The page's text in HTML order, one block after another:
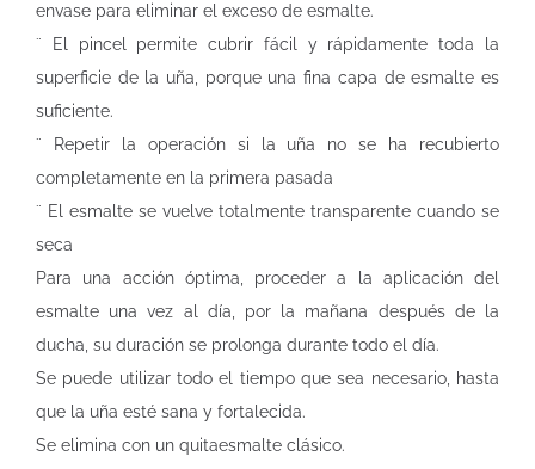
envase para eliminar el exceso de esmalte.
¨ El pincel permite cubrir fácil y rápidamente toda la
superficie de la uña, porque una fina capa de esmalte es
suficiente.
¨ Repetir la operación si la uña no se ha recubierto
completamente en la primera pasada
¨ El esmalte se vuelve totalmente transparente cuando se
seca
Para una acción óptima, proceder a la aplicación del
esmalte una vez al día, por la mañana después de la
ducha, su duración se prolonga durante todo el día.
Se puede utilizar todo el tiempo que sea necesario, hasta
que la uña esté sana y fortalecida.
Se elimina con un quitaesmalte clásico.